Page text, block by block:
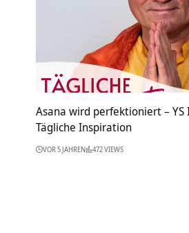
Asana wird perfektioniert – YS
Tägliche Inspiration
VOR 5 JAHREN 472 VIEWS